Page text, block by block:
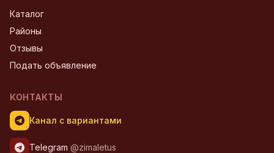
Каталог
Районы
Отзывы
Подать объявление
КОНТАКТЫ
Канал с вариантами
Telegram @zimaletus